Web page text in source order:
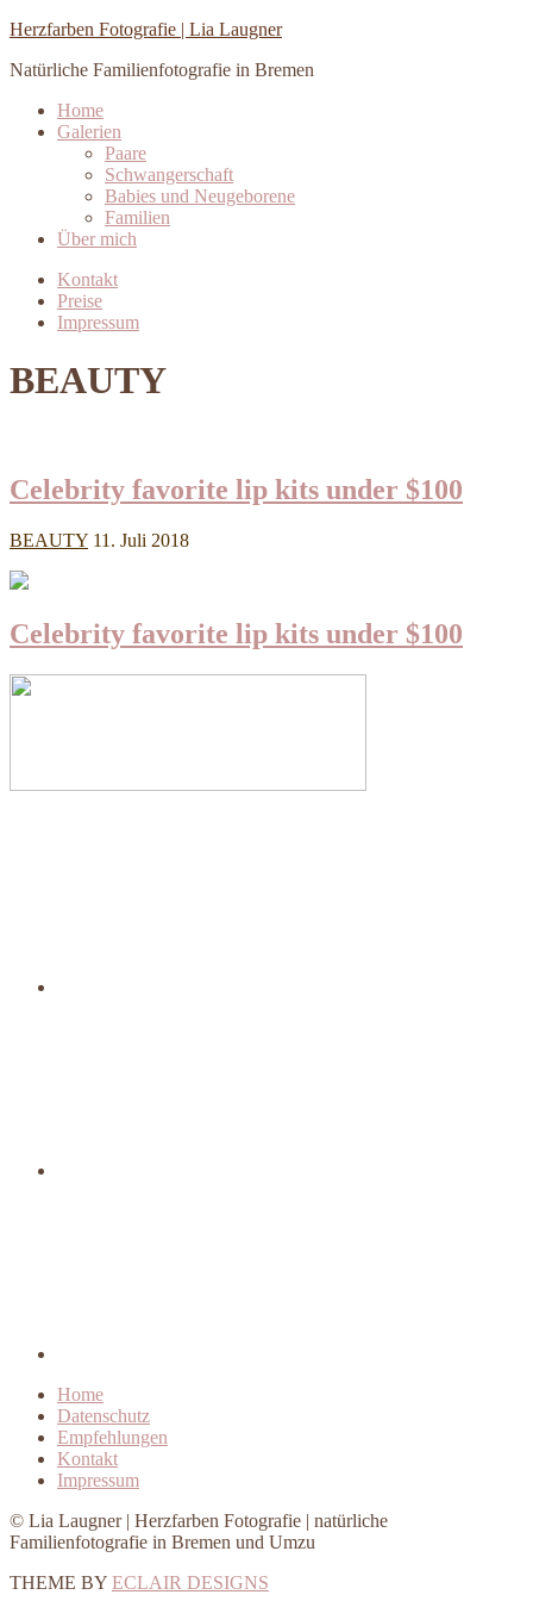
Herzfarben Fotografie | Lia Laugner
Natürliche Familienfotografie in Bremen
Home
Galerien
Paare
Schwangerschaft
Babies und Neugeborene
Familien
Über mich
Kontakt
Preise
Impressum
BEAUTY
Celebrity favorite lip kits under $100
BEAUTY 11. Juli 2018
Celebrity favorite lip kits under $100
Home
Datenschutz
Empfehlungen
Kontakt
Impressum
© Lia Laugner | Herzfarben Fotografie | natürliche
Familienfotografie in Bremen und Umzu
THEME BY ECLAIR DESIGNS